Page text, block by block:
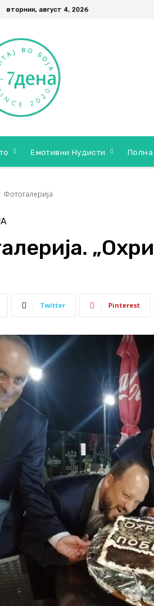
вторник, август 4, 2026
Емотивни Нудисти
Фотогалерија
Twitter Pinterest